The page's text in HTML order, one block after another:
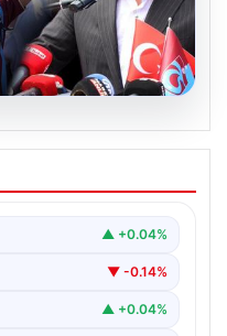
Adalı’ya
Anlamlı
Doğan, son▲ +0.04%
▼ -0.14%
▲ +0.04%